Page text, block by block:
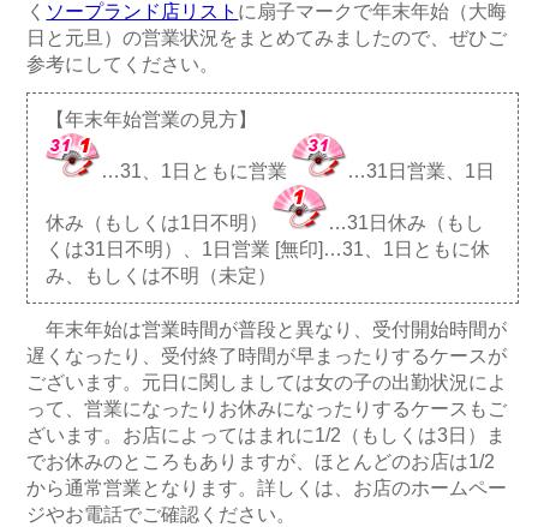
く ソープランド店リスト に扇子マークで年末年始（大晦
日と元旦）の営業状況をまとめてみましたので、ぜひご
参考にしてください。
【年末年始営業の見方】
…31、1日ともに営業 …31日営業、1日
休み（もしくは1日不明）
…31日休み（もし
くは31日不明）、1日営業 [無印]…31、1日ともに休
み、もしくは不明（未定）
年末年始は営業時間が普段と異なり、受付開始時間が
遅くなったり、受付終了時間が早まったりするケースが
ございます。元日に関しましては女の子の出勤状況によ
って、営業になったりお休みになったりするケースもご
ざいます。お店によってはまれに1/2（もしくは3日）ま
でお休みのところもありますが、ほとんどのお店は1/2
から通常営業となります。詳しくは、お店のホームペー
ジやお電話でご確認ください。